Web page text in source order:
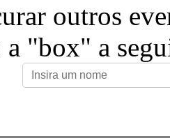
outros
"box" a